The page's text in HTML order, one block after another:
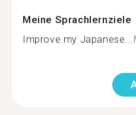
Meine Sprachlernziele
Improve my Japanese...